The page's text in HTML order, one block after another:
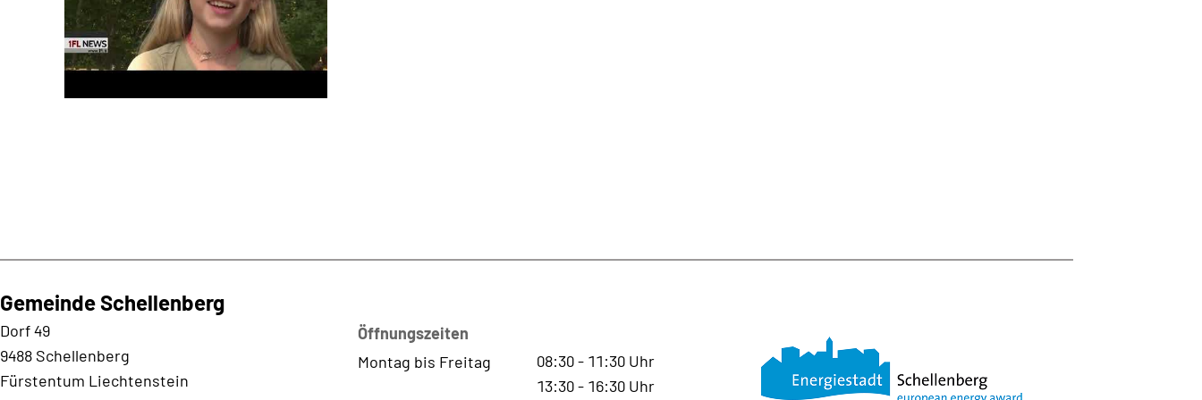
Gemeinde Schellenberg
Dorf 49
9488 Schellenberg
Fürstentum Liechtenstein
Öffnungszeiten
Montag bis Freitag
08:30- 11:30 Uhr
13:30- 16:30 Uhr